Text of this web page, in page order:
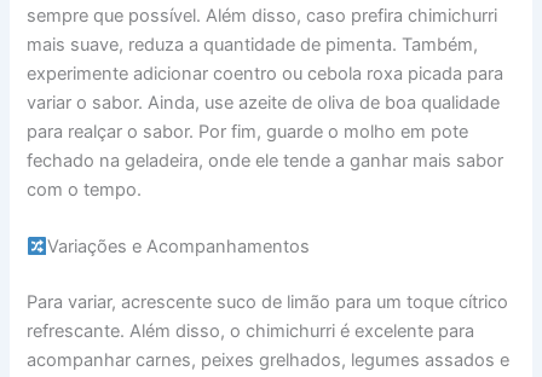
sempre que possível. Além disso, caso prefira chimichurri
mais suave, reduza a quantidade de pimenta. Também,
experimente adicionar coentro ou cebola roxa picada para
variar o sabor. Ainda, use azeite de oliva de boa qualidade
para realçar o sabor. Por fim, guarde o molho em pote
fechado na geladeira, onde ele tende a ganhar mais sabor
com o tempo.
Variações e Acompanhamentos
Para variar, acrescente suco de limão para um toque cítrico
refrescante. Além disso, o chimichurri é excelente para
acompanhar carnes, peixes grelhados, legumes assados e